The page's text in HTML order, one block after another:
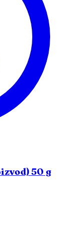
50 g